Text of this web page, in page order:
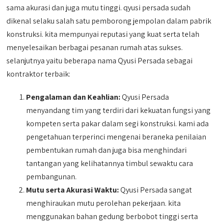
sama akurasi dan juga mutu tinggi. qyusi persada sudah
dikenal selaku salah satu pemborong jempolan dalam pabrik
konstruksi. kita mempunyai reputasi yang kuat serta telah
menyelesaikan berbagai pesanan rumah atas sukses.
selanjutnya yaitu beberapa nama Qyusi Persada sebagai
kontraktor terbaik:
Pengalaman dan Keahlian:Qyusi Persada
menyandang tim yang terdiri dari kekuatan fungsi yang
kompeten serta pakar dalam segi konstruksi. kami ada
pengetahuan terperinci mengenai beraneka penilaian
pembentukan rumah dan juga bisa menghindari
tantangan yang kelihatannya timbul sewaktu cara
pembangunan.
Mutu serta Akurasi Waktu:Qyusi Persada sangat
menghiraukan mutu perolehan pekerjaan. kita
menggunakan bahan gedung berbobot tinggi serta